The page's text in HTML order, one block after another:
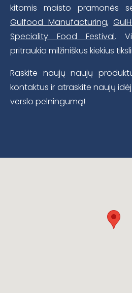
kitomis maisto pramonės
Gulfood Manufacturing,
Speciality Food Festival.
pritraukia milžiniškus kiekius
Raskite naujų naujų
kontaktus ir atraskite naujų
verslo pelningumą!